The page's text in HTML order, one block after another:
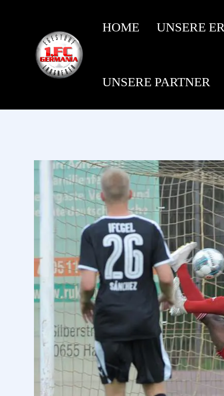
HOME UNSERE
UNSERE PARTNER